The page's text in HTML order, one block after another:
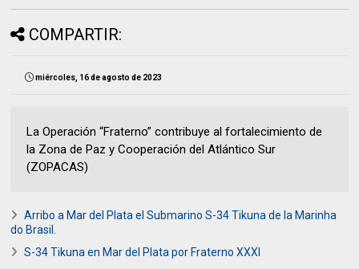
COMPARTIR:
miércoles, 16 de agosto de 2023
La Operación “Fraterno” contribuye al fortalecimiento de
la Zona de Paz y Cooperación del Atlántico Sur
(ZOPACAS)
Arribo a Mar del Plata el Submarino S-34 Tikuna de la Marinha
do Brasil.
S-34 Tikuna en Mar del Plata por Fraterno XXXI